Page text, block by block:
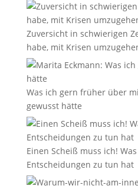
Zuversicht in schwierigen
habe, mit Krisen
Was ich gern früher über
gewusst hätte
Einen Scheiß muss ich!
Entscheidungen zu tun hat